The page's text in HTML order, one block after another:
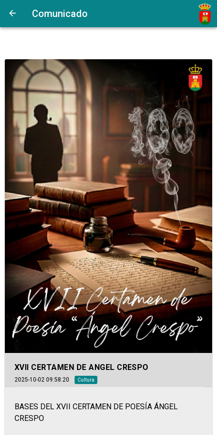
Comunicado
XVII CERTAMEN DE ANGEL CRESPO
2025-10-02 09:58:20 Cultura
BASES DEL XVII CERTAMEN DE POESÍA ÁNGEL
CRESPO